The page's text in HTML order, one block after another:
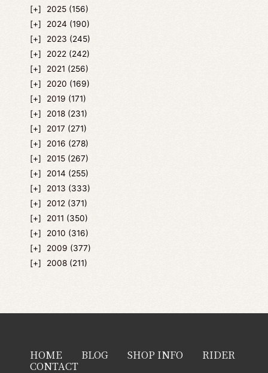
2025 (156)
2024 (190)
2023 (245)
2022 (242)
2021 (256)
2020 (169)
2019 (171)
2018 (231)
2017 (271)
2016 (278)
2015 (267)
2014 (255)
2013 (333)
2012 (371)
2011 (350)
2010 (316)
2009 (377)
2008 (211)
HOME BLOG SHOP INFO RIDER
CONTACT